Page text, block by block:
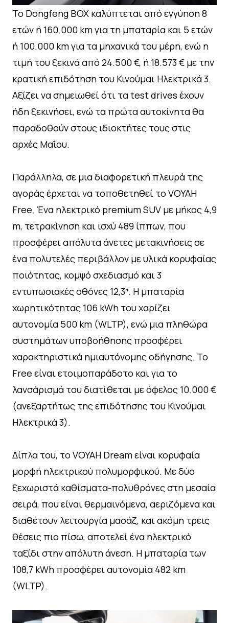
Το Dongfeng ΒΟΧ καλύπτεται από εγγύηση 8
ετών ή 160.000 km για τη μπαταρία και 5 ετών
ή 100.000 km για τα μηχανικά του μέρη, ενώ η
τιμή του ξεκινά από 24.500 €, ή 18.573 € με την
κρατική επιδότηση του Κινούμαι Ηλεκτρικά 3.
Αξίζει να σημειωθεί ότι τα test drives έχουν
ήδη ξεκινήσει, ενώ τα πρώτα αυτοκίνητα θα
παραδοθούν στους ιδιοκτήτες τους στις
αρχές Μαΐου.
Παράλληλα, σε μια διαφορετική πλευρά της
αγοράς έρχεται να τοποθετηθεί το VOYAH
Free. Ένα ηλεκτρικό premium SUV με μήκος 4,9
m, τετρακίνηση και ισχύ 489 ίππων, που
προσφέρει απόλυτα άνετες μετακινήσεις σε
ένα πολυτελές περιβάλλον με υλικά κορυφαίας
ποιότητας, κομψό σχεδιασμό και 3
εντυπωσιακές οθόνες 12,3″. Η μπαταρία
χωρητικότητας 106 kWh του χαρίζει
αυτονομία 500 km (WLTP), ενώ μια πληθώρα
συστημάτων υποβοήθησης προσφέρει
χαρακτηριστικά ημιαυτόνομης οδήγησης. Το
Free είναι ετοιμοπαράδοτο και για το
λανσάρισμά του διατίθεται με όφελος 10.000 €
(ανεξαρτήτως της επιδότησης του Κινούμαι
Ηλεκτρικά 3).
Δίπλα του, το VOYAH Dream είναι κορυφαία
μορφή ηλεκτρικού πολυμορφικού. Με δύο
ξεχωριστά καθίσματα-πολυθρόνες στη μεσαία
σειρά, που είναι θερμαινόμενα, αεριζόμενα και
διαθέτουν λειτουργία μασάζ, και ακόμη τρεις
θέσεις πιο πίσω, αποτελεί ένα ηλεκτρικό
ταξίδι στην απόλυτη άνεση. Η μπαταρία των
108,7 kWh προσφέρει αυτονομία 482 km
(WLTP).